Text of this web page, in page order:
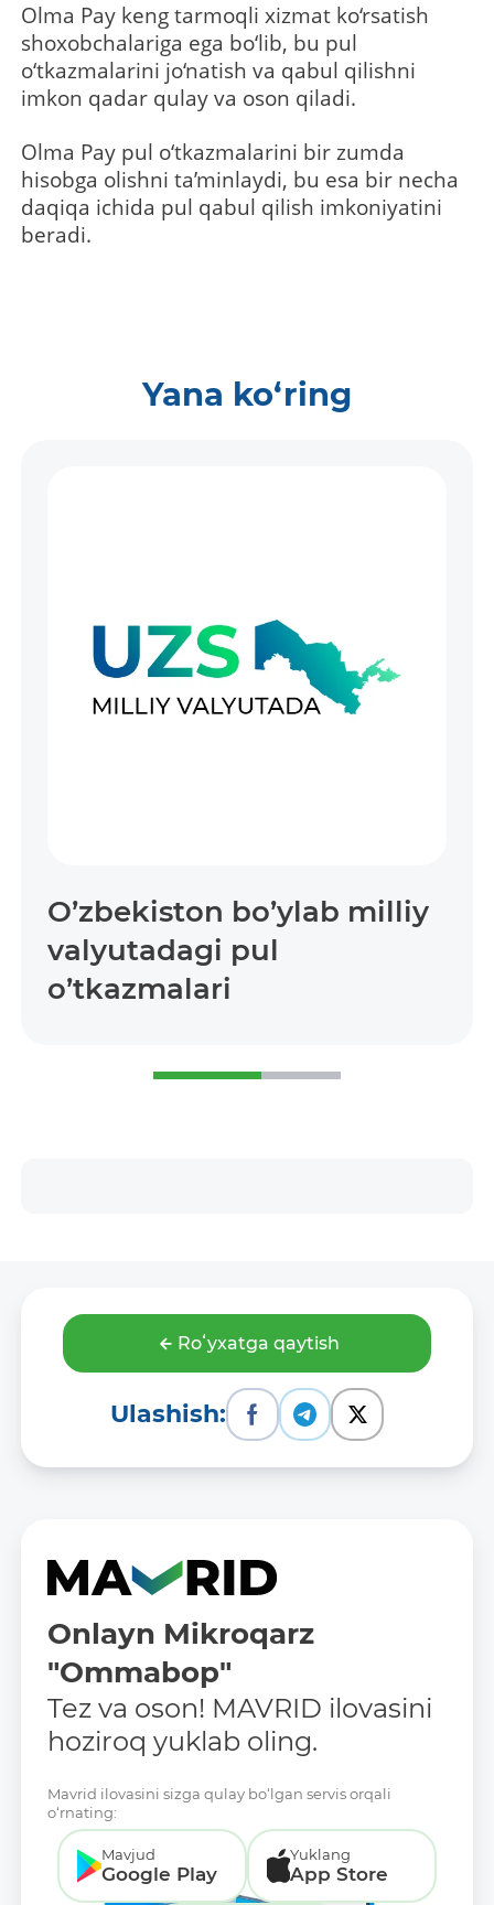
Olma Pay keng tarmoqli xizmat ko‘rsatish
shoxobchalariga ega bo‘lib, bu pul
o‘tkazmalarini jo‘natish va qabul qilishni
imkon qadar qulay va oson qiladi.
Olma Pay pul o‘tkazmalarini bir zumda
hisobga olishni ta’minlaydi, bu esa bir necha
daqiqa ichida pul qabul qilish imkoniyatini
beradi.
Yana ko‘ring
O’zbekiston bo’ylab milliy
valyutadagi pul
o’tkazmalari
Roʻyxatga qaytish
Ulashish:
Onlayn Mikroqarz
"Ommabop"
Tez va oson! MAVRID ilovasini
hoziroq yuklab oling.
Mavrid ilovasini sizga qulay bo‘lgan servis orqali
o‘rnating:
Mavjud
Google Play
Yuklang
App Store